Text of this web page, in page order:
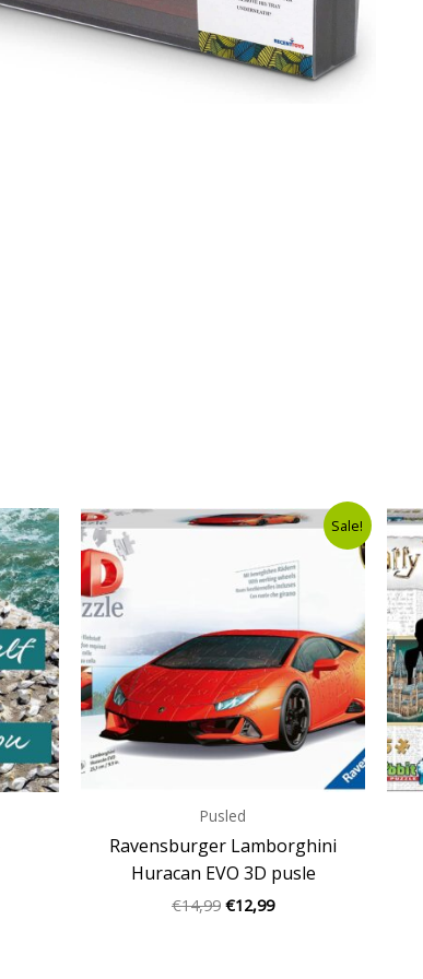
Sale!
Pusled
Ravensburger Lamborghini
Huracan EVO 3D pusle
€14,99
Algne
hind
€14,99.
€12,99
Current
price
€12,99.